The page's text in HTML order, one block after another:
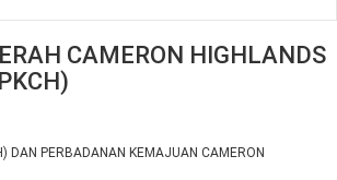
CAMERON HIGHLANDS
DAN PERBADANAN KEMAJUAN CAMERON